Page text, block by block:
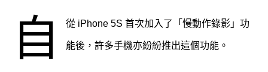
自 從 iPhone 5S 首次加入了「慢動作錄影」功
能後，許多手機亦紛紛推出這個功能。